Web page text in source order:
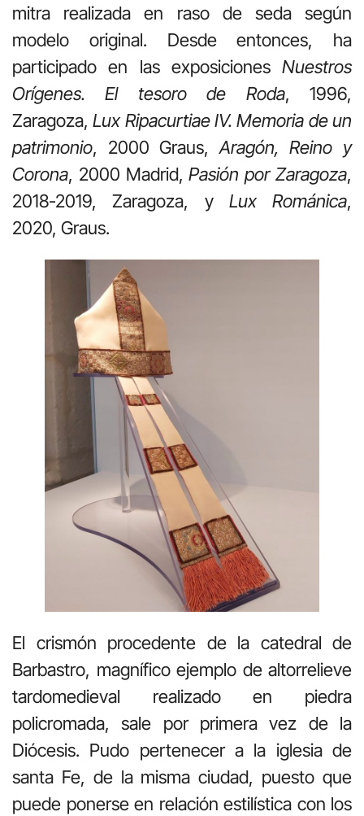
mitra realizada en raso de seda según
modelo original. Desde entonces, ha
participado en las exposiciones Nuestros
Orígenes. El tesoro de Roda, 1996,
Zaragoza,Lux Ripacurtiae IV. Memoria de un
patrimonio, 2000 Graus,Aragón, Reino y
Corona, 2000 Madrid,Pasión por Zaragoza,
2018-2019, Zaragoza, y Lux Románica,
2020, Graus.
El crismón procedente de la catedral de
Barbastro, magnífico ejemplo de altorrelieve
tardomedieval realizado en piedra
policromada, sale por primera vez de la
Diócesis. Pudo pertenecer a la iglesia de
santa Fe, de la misma ciudad, puesto que
puede ponerse en relación estilística con los